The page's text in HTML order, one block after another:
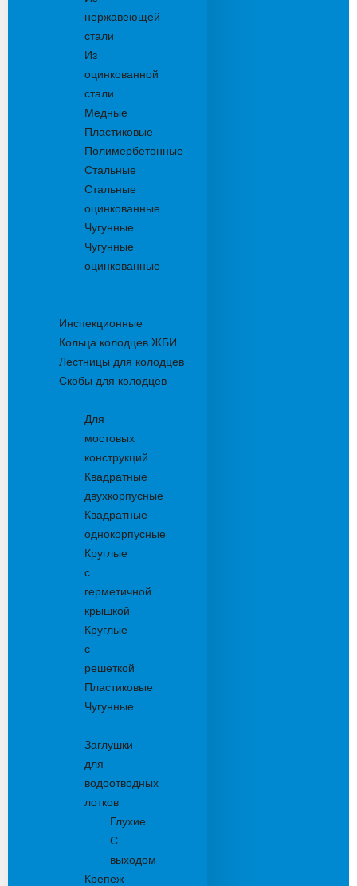
нержавеющей
стали
Из
оцинкованной
стали
Медные
Пластиковые
Полимербетонные
Стальные
Стальные
оцинкованные
Чугунные
Чугунные
оцинкованные
Инспекционные
Кольца колодцев ЖБИ
Лестницы для колодцев
Скобы для колодцев
Для
мостовых
конструкций
Квадратные
двухкорпусные
Квадратные
однокорпусные
Круглые
с
герметичной
крышкой
Круглые
с
решеткой
Пластиковые
Чугунные
Заглушки
для
водоотводных
лотков
Глухие
С
выходом
Крепеж